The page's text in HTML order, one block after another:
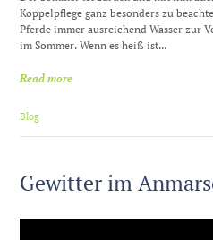
Koppelpflege ganz besonders zu
Pferde immer ausreichend Wasser zur
im Sommer. Wenn es heiß ist...
Read more
Blog
Gewitter im